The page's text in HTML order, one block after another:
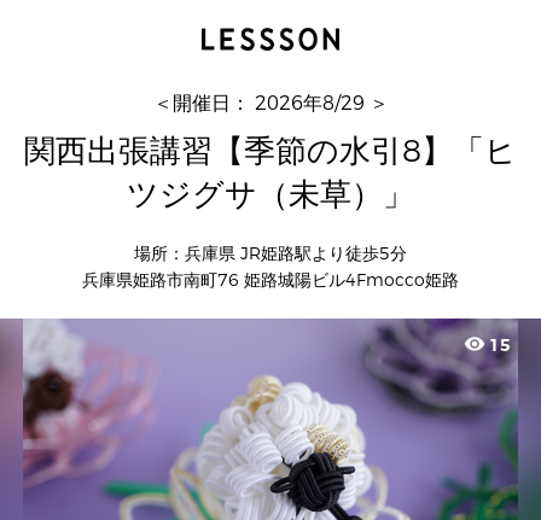
関西出張講習【季節の水引8】「ヒツジグサ（未
中村瑠水子 水引折方教室
＜開催日： 2026年8/29 ＞
関西出張講習【季節の水引8】「ヒ
ツジグサ（未草）」
場所：兵庫県 JR姫路駅より徒歩5分
兵庫県姫路市南町76 姫路城陽ビル4Fmocco姫路
visibility15